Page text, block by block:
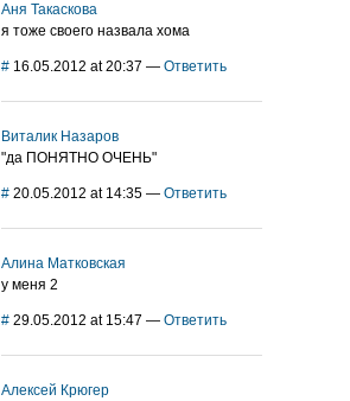
Аня Такаскова
я тоже своего назвала хома
# 16.05.2012 at 20:37 — Ответить
Виталик Назаров
"да ПОНЯТНО ОЧЕНЬ"
# 20.05.2012 at 14:35 — Ответить
Алина Матковская
у меня 2
# 29.05.2012 at 15:47 — Ответить
Алексей Крюгер